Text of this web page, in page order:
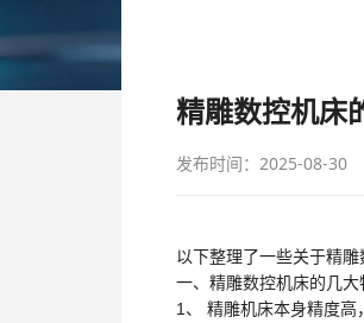
精雕数控机床
发布时间：2025-08-30
以下整理了一些关于精
一、精雕数控机床的几大
1、 精雕机床本身精度高